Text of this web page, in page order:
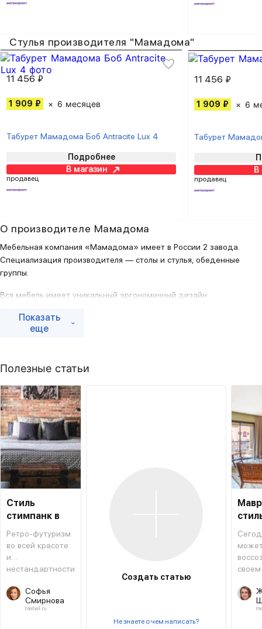
Стулья производителя "Мамадома"
11 456 ₽
1 909 ₽ 6 месяцев
Табурет Мамадома Боб Antracite Lux 4
Подробнее
В магазин
продавец
11 456 ₽
1 909 ₽ 6
Табурет
В
продавец
О производителе Мамадома
Мебельная компания «Мамадома» имеет в России 2 завода.
Специализация производителя — столы и стулья, обеденные
группы.
Вся мебель имеет уникальный эргономичный дизайн.
Показать
еще
Полезные статьи
Стиль
стимпанк в
интерьере
Ретро-футуризм
во всей красоте
и
нестандартности
Софья
Смирнова
mebel.ru
Создать статью
Не знаете о чем написать?